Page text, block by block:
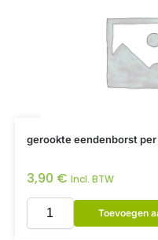
gerookte eendenborst
3,90 € Incl. BTW
Toevoegen